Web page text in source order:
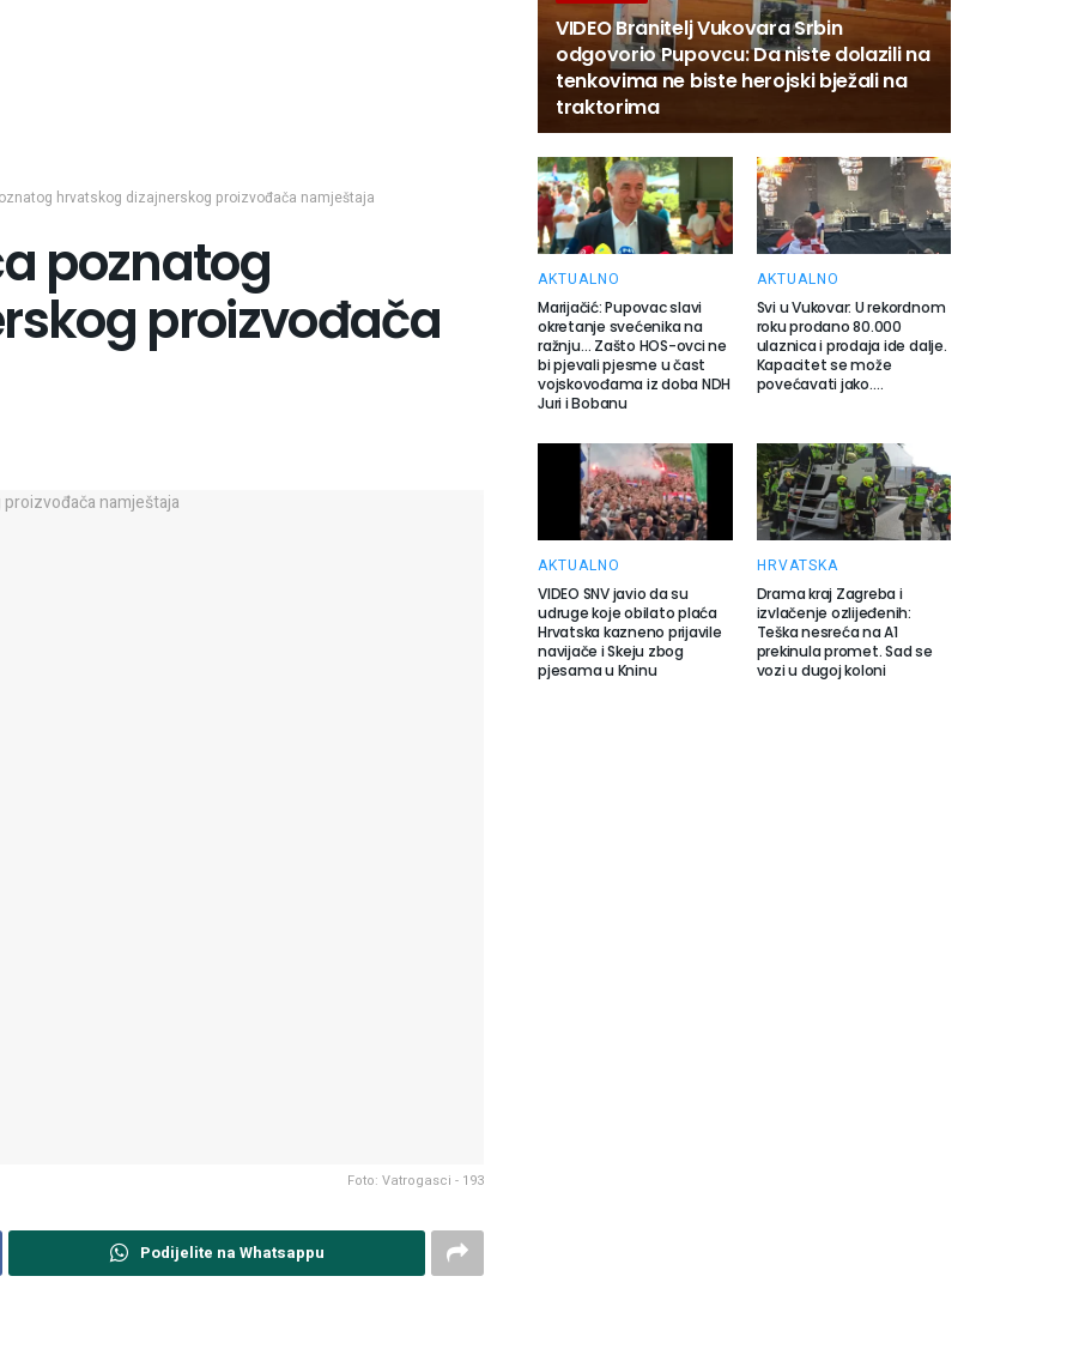
hrvatskog dizajnerskog proizvođača namještaja
poznatog
proizvođača
Foto: Vatrogasci - 193
Podijelite na Whatsappu
VIDEO Branitelj Vukovara Srbin
odgovorio Pupovcu: Da niste dolazili na
tenkovima ne biste herojski bježali na
traktorima
AKTUALNO
Marijačić: Pupovac slavi
okretanje svećenika na
ražnju… Zašto HOS-ovci ne
bi pjevali pjesme u čast
vojskovođama iz doba NDH
Juri i Bobanu
AKTUALNO
Svi u Vukovar: U rekordnom
roku prodano 80.000
ulaznica i prodaja ide dalje.
Kapacitet se može
povećavati jako….
AKTUALNO
VIDEO SNV javio da su
udruge koje obilato plaća
Hrvatska kazneno prijavile
navijače i Skeju zbog
pjesama u Kninu
HRVATSKA
Drama kraj Zagreba i
izvlačenje ozlijeđenih:
Teška nesreća na A1
prekinula promet. Sad se
vozi u dugoj koloni